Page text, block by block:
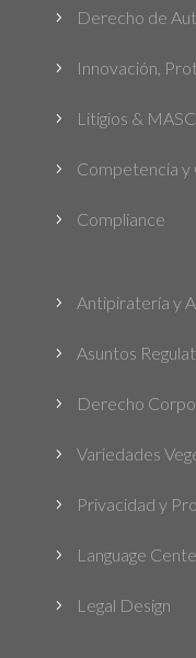
5 Derecho de
5 Innovación,
5 Litigios & MASC
5 Competencia y
5 Compliance
5 Antipiratería y
5 Asuntos
5 Derecho
5 Variedades
5 Privacidad y
5 Language
5 Legal Design